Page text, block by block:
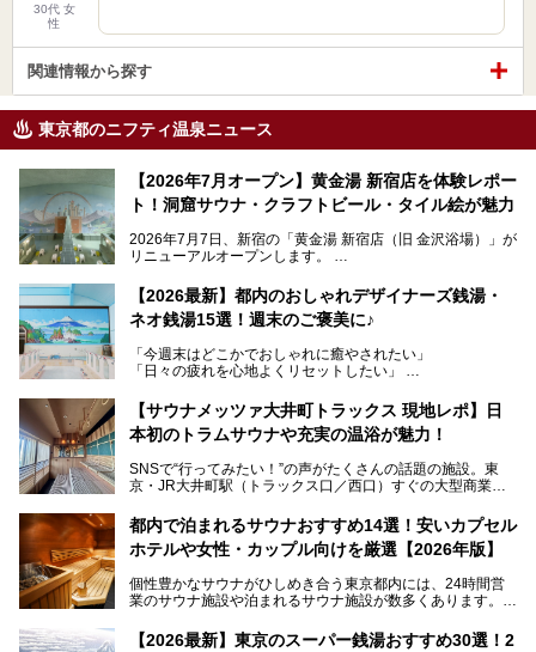
30代 女
性
関連情報から探す
東京都のニフティ温泉ニュース
【2026年7月オープン】黄金湯 新宿店を体験レポー
ト！洞窟サウナ・クラフトビール・タイル絵が魅力
2026年7月7日、新宿の「黄金湯 新宿店（旧 金沢浴場）」が
リニューアルオープンします。
レトロでノスタルジックなタイル絵はそのまま、昔からここ
を知る地元の人にも、新しく足を運んでくれる人にも愛され
る、今の時代の"銭湯"として生まれ変わりました。洞窟のよ
ビアバーなど、新しく登場したスポットも併せて紹介しま
す。充実した設備があるのに、基本の入浴料が銭湯価格の5
【2026最新】都内のおしゃれデザイナーズ銭湯・
ネオ銭湯15選！週末のご褒美に♪
「今週末はどこかでおしゃれに癒やされたい」
「日々の疲れを心地よくリセットしたい」
となっている新しいスタイルの銭湯です。
最近、SNSやメディアで「デザイナーズ銭湯」や「ネオ銭
本記事では、そもそもこれらがどんな銭湯なのか、その気に
いおしゃれな名店15選を、おすすめの順番で一挙にご紹介
します。
【サウナメッツァ大井町トラックス 現地レポ】日
本初のトラムサウナや充実の温浴が魅力！
SNSで“行ってみたい！”の声がたくさんの話題の施設。東
京・JR大井町駅（トラックス口／西口）すぐの大型商業施
ツァ大井町トラックス」がニューオープン。施設の様子をレ
ポ―トします。
都内で泊まれるサウナおすすめ14選！安いカプセル
ホテルや女性・カップル向けを厳選【2026年版】
個性豊かなサウナがひしめき合う東京都内には、24時間営
業のサウナ施設や泊まれるサウナ施設が数多くあります。
を旅の目的とする「サ旅」や自分へのご褒美のための宿泊な
【2026最新】東京のスーパー銭湯おすすめ30選！2